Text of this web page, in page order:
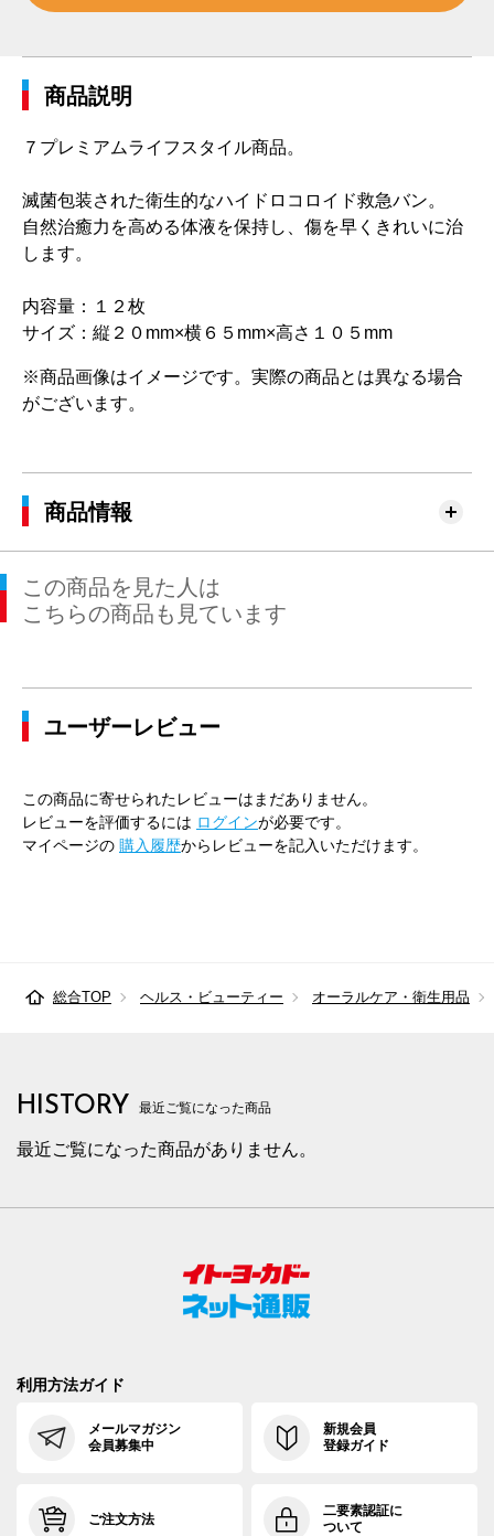
商品説明
７プレミアムライフスタイル商品。
滅菌包装された衛生的なハイドロコロイド救急バン。
自然治癒力を高める体液を保持し、傷を早くきれいに治
します。
内容量：１２枚
サイズ：縦２０mm×横６５mm×高さ１０５mm
※商品画像はイメージです。実際の商品とは異なる場合
がございます。
商品情報
この商品を見た人は
こちらの商品も見ています
ユーザーレビュー
この商品に寄せられたレビューはまだありません。
レビューを評価するには ログインが必要です。
マイページの 購入履歴からレビューを記入いただけます。
総合TOP ヘルス・ビューティー オーラルケア・衛生用品
HISTORY 最近ご覧になった商品
最近ご覧になった商品がありません。
利用方法ガイド
メールマガジン
会員募集中
新規会員
登録ガイド
ご注文方法
二要素認証に
ついて